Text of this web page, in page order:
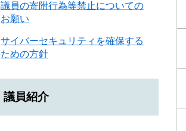
議員の寄附行為等禁止についての
お願い
サイバーセキュリティを確保する
ための方針
議員紹介